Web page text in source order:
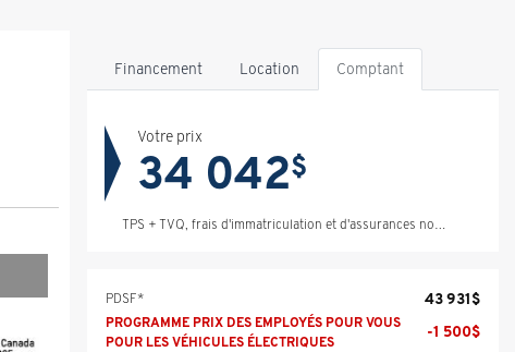
Financement Location Comptant
Votre prix
34 042$
TPS + TVQ, frais d'immatriculation et d'assurances non inclus.
PDSF* 43 931$
PROGRAMME PRIX DES EMPLOYÉS POUR VOUS
POUR LES VÉHICULES ÉLECTRIQUES
-1 500$